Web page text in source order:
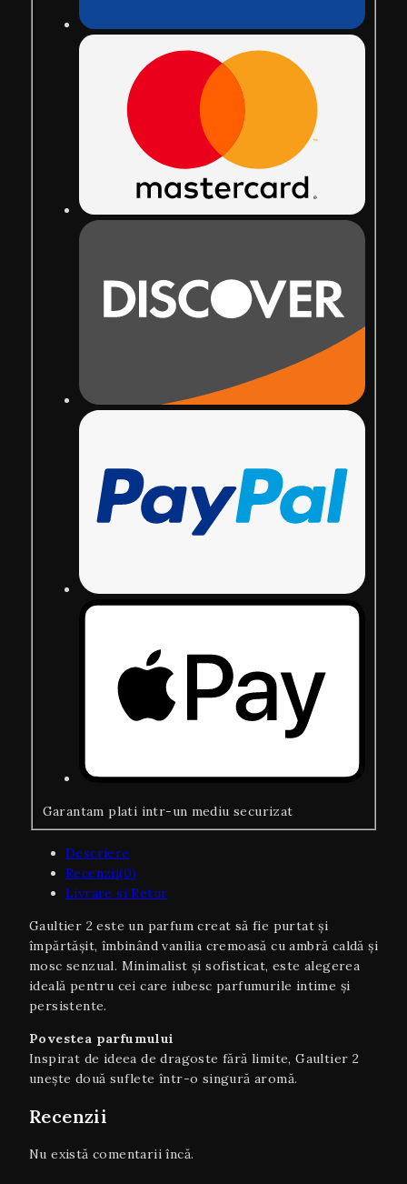
Garantam plati intr-un mediu securizat
Descriere
Recenzii(0)
Livrare si Retur
Gaultier 2 este un parfum creat să fie purtat și
împărtășit, îmbinând vanilia cremoasă cu ambră caldă și
mosc senzual. Minimalist și sofisticat, este alegerea
ideală pentru cei care iubesc parfumurile intime și
persistente.
Povestea parfumului
Inspirat de ideea de dragoste fără limite, Gaultier 2
unește două suflete într-o singură aromă.
Recenzii
Nu există comentarii încă.